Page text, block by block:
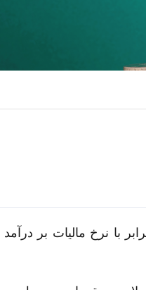
به 5 درصد ارزش خانه رسیده است که برابر